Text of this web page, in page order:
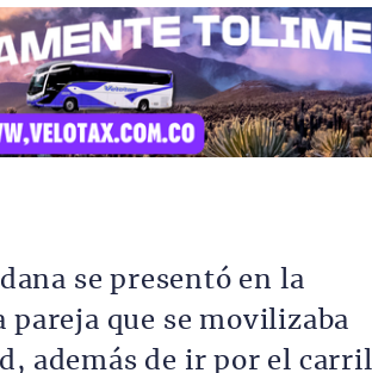
se presentó en la
que se movilizaba
además de ir por el carril